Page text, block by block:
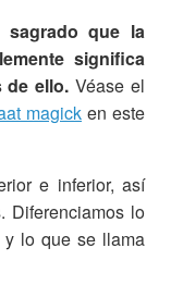
sagrado que la
significa
de ello.Véase el
magick en este
e inferior, así
Diferenciamos lo
y lo que se llama